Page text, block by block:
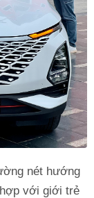
nét hướng
với giới trẻ